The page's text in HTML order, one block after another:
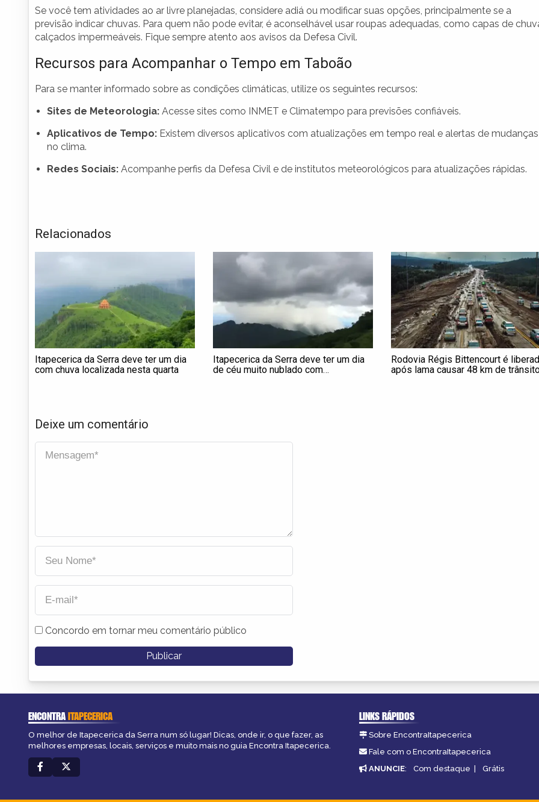
Se você tem atividades ao ar livre planejadas, considere adiá ou modificar suas opções, principalmente se a
previsão indicar chuvas. Para quem não pode evitar, é aconselhável usar roupas adequadas, como capas de
calçados impermeáveis. Fique sempre atento aos avisos da Defesa Civil.
Recursos para Acompanhar o Tempo em Taboão
Para se manter informado sobre as condições climáticas, utilize os seguintes recursos:
Sites de Meteorologia: Acesse sites como INMET e Climatempo para previsões confiáveis.
Aplicativos de Tempo: Existem diversos aplicativos com atualizações em tempo real e alertas de mudanças
no clima.
Redes Sociais: Acompanhe perfis da Defesa Civil e de institutos meteorológicos para atualizações rápidas.
Relacionados
Itapecerica da Serra deve ter um dia
com chuva localizada nesta quarta
Itapecerica da Serra deve ter um dia
de céu muito nublado com
Rodovia Régis Bittencourt é
após lama causar 48 km de
Deixe um comentário
Concordo em tornar meu comentário público
ENCONTRAITAPECERICA
O melhor de Itapecerica da Serra num só lugar! Dicas, onde ir, o que fazer, as
melhores empresas, locais, serviços e muito mais no guia Encontra Itapecerica.
LINKS RÁPIDOS
Sobre EncontraItapecerica
Fale com o EncontraItapecerica
ANUNCIE: Com destaque | Grátis